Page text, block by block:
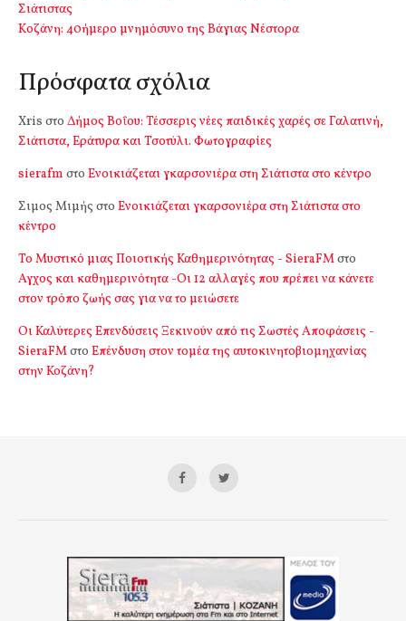
Σιάτιστας
Kοζάνη: 40ήμερο μνημόσυνο της Βάγιας Νέστορα
Πρόσφατα σχόλια
Xris στο Δήμος Βοΐου: Τέσσερις νέες παιδικές χαρές σε Γαλατινή,
Σιάτιστα, Εράτυρα και Τσοτύλι. Φωτογραφίες
sierafm στο Ενοικιάζεται γκαρσονιέρα στη Σιάτιστα στο κέντρο
Σιμος Μιμής στο Ενοικιάζεται γκαρσονιέρα στη Σιάτιστα στο
κέντρο
Το Μυστικό μιας Ποιοτικής Καθημερινότητας - SieraFMστο
Αγχος και καθημερινότητα -Οι 12 αλλαγές που πρέπει να κάνετε
στον τρόπο ζωής σας για να το μειώσετε
Οι Καλύτερες Επενδύσεις Ξεκινούν από τις Σωστές Αποφάσεις -
SieraFMστο Επένδυση στον τομέα της αυτοκινητοβιομηχανίας
στην Κοζάνη?